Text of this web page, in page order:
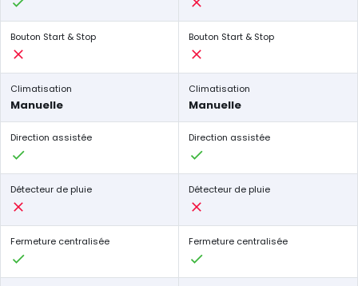
Bouton Start & Stop Bouton Start & Stop
Climatisation
Manuelle
Climatisation
Manuelle
Direction assistée Direction assistée
Détecteur de pluie Détecteur de pluie
Fermeture centralisée Fermeture centralisée